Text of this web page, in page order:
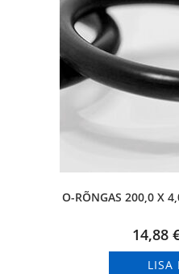
O-RÕNGAS 200,0 X
14,88
LISA